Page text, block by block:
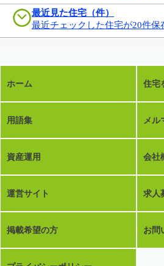
最近見た住宅（件）
最近チェックした住宅が20件保
ホーム 住宅
用語集 メル
資産運用 会社
運営サイト 求人
掲載希望の方 お問